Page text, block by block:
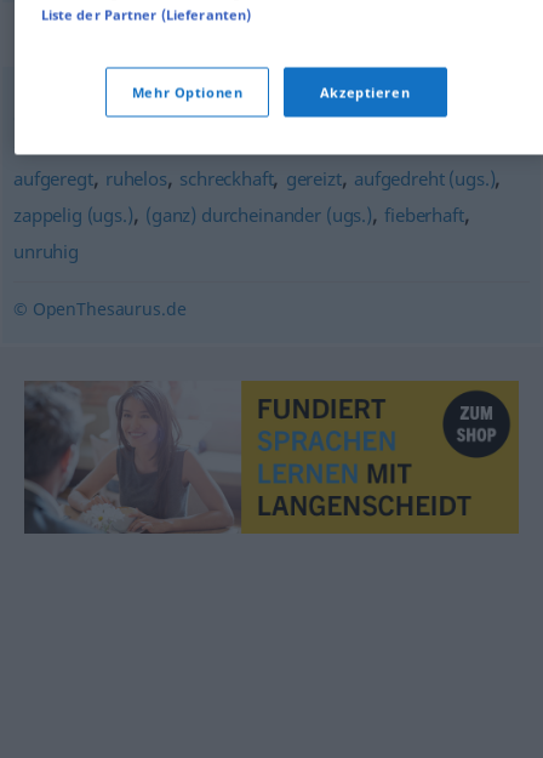
zitterig,angespannt
aufgeregt, ruhelos, schreckhaft, gereizt, aufgedreht (ugs.),
zappelig (ugs.), (ganz) durcheinander (ugs.),fieberhaft,
unruhig
© OpenThesaurus.de
Liste der Partner (Lieferanten)
Mehr Optionen Akzeptieren